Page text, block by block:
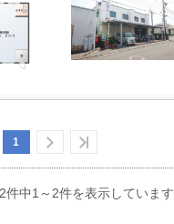
1
件中1～2件を表示しています